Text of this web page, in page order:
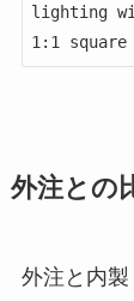
lighting
1:1
外注との
外注と内